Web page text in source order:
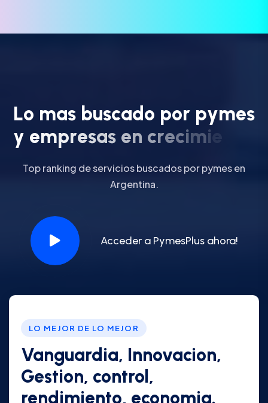
Lo mas buscado por pymes
y empresas en crecimi
Top ranking de servicios buscados por pymes en
Argentina.
Acceder a PymesPlus ahora!
LO MEJOR DE LO MEJOR
Vanguardia, Innovacion,
Gestion, control,
rendimiento, economia.